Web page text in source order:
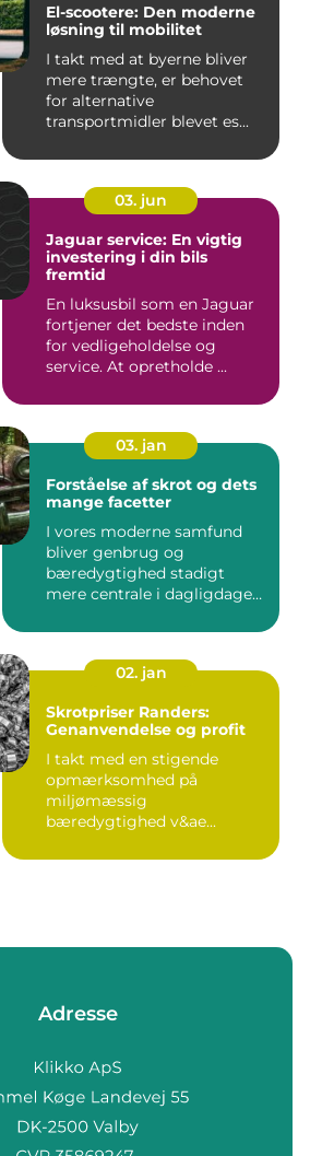
El-scootere: Den moderne
løsning til mobilitet
I takt med at byerne bliver
mere trængte, er behovet
for alternative
transportmidler blevet es...
03. jun
Jaguar service: En vigtig
investering i din bils
fremtid
En luksusbil som en Jaguar
fortjener det bedste inden
for vedligeholdelse og
service. At opretholde ...
03. jan
Forståelse af skrot og dets
mange facetter
I vores moderne samfund
bliver genbrug og
bæredygtighed stadigt
mere centrale i dagligdagen.
02. jan
Skrotpriser Randers:
Genanvendelse og profit
I takt med en stigende
opmærksomhed på
miljømæssig
bæredygtighed v&ae...
Adresse